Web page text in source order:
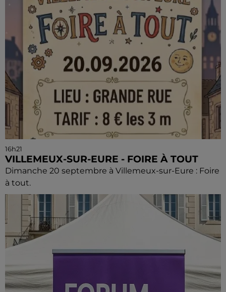
16h21
VILLEMEUX-SUR-EURE - FOIRE À TOUT
Dimanche 20 septembre à Villemeux-sur-Eure : Foire
à tout.